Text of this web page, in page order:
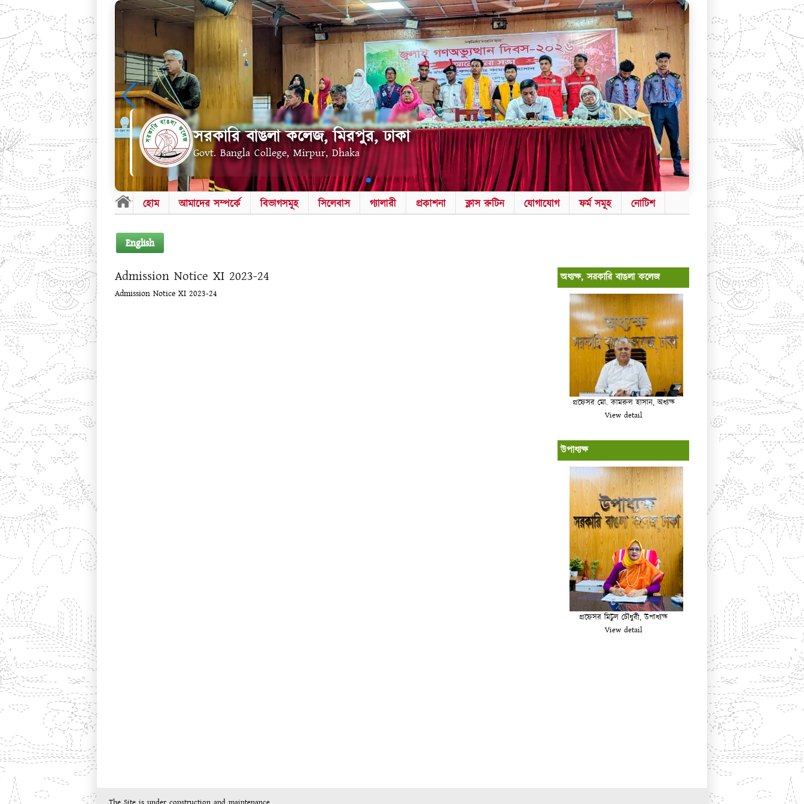
সরকারি বাঙলা কলেজ, মিরপুর, ঢাকা
Govt. Bangla College, Mirpur, Dhaka
হোম আমাদের সম্পর্কে বিভাগসমূহ সিলেবাস গ্যালারী প্রকাশনা ক্লাস রুটিন যোগাযোগ ফর্ম সমূহ নোটিশ
English
Admission Notice XI 2023-24
Admission Notice XI 2023-24
অধ্যক্ষ, সরকারি বাঙলা কলেজ
প্রফেসর মো. কামরুল হাসান, অধ্যক্ষ
View detail
উপাধ্যক্ষ
প্রফেসর মিটুল চৌধুরী, উপাধ্যক্ষ
View detail